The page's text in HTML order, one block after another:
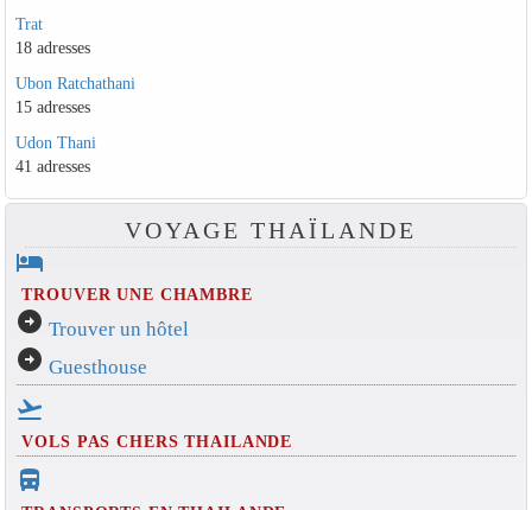
Trat
18 adresses
Ubon Ratchathani
15 adresses
Udon Thani
41 adresses
VOYAGE THAÏLANDE
hotel
TROUVER UNE CHAMBRE
arrow_circle_right Trouver un hôtel
arrow_circle_right Guesthouse
flight_takeoff
VOLS PAS CHERS THAILANDE
directions_bus_filled